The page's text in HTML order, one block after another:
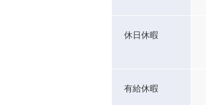
休日休暇
有給休暇